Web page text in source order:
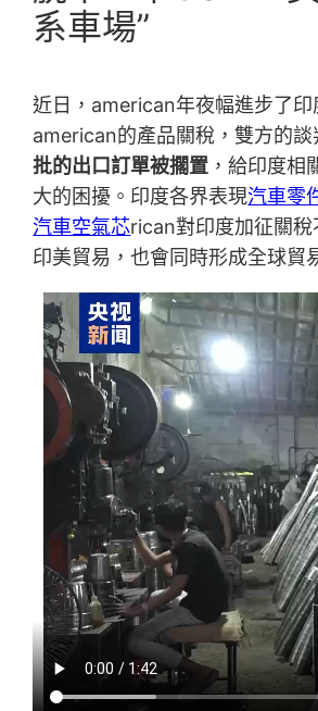
系車場”
近日，american年夜幅進步了印
american的產品關稅，雙方的談
批的出口訂單被擱置 ，給印度相
大的困擾。印度各界表現汽車零
汽車空氣芯rican對印度加征關
印美貿易，也會同時形成全球貿